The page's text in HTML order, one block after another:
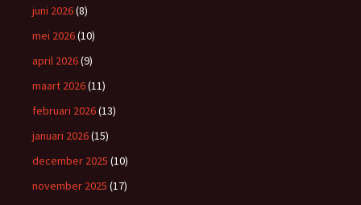
juni 2026(8)
mei 2026(10)
april 2026(9)
maart 2026(11)
februari 2026(13)
januari 2026(15)
december 2025 (10)
november 2025 (17)